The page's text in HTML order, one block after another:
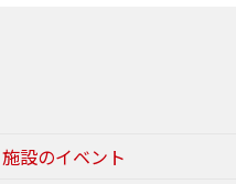
設のイベント